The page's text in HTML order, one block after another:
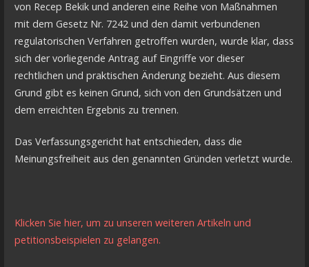
von Recep Bekik und anderen eine Reihe von Maßnahmen
mit dem Gesetz Nr. 7242 und den damit verbundenen
regulatorischen Verfahren getroffen wurden, wurde klar, dass
sich der vorliegende Antrag auf Eingriffe vor dieser
rechtlichen und praktischen Änderung bezieht. Aus diesem
Grund gibt es keinen Grund, sich von den Grundsätzen und
dem erreichten Ergebnis zu trennen.
Das Verfassungsgericht hat entschieden, dass die
Meinungsfreiheit aus den genannten Gründen verletzt wurde.
Klicken Sie hier, um zu unseren weiteren Artikeln und
petitionsbeispielen zu gelangen.